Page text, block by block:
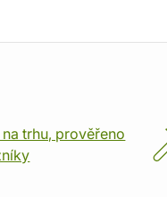
trhu, prověřeno